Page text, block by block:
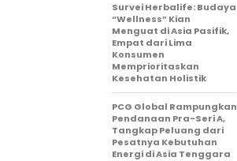
Survei Herbalife: Budaya
“Wellness” Kian
Menguat di Asia Pasifik,
Empat dari Lima
Konsumen
Memprioritaskan
Kesehatan Holistik
PCG Global Rampungkan
Pendanaan Pra-Seri A,
Tangkap Peluang dari
Pesatnya Kebutuhan
Energi di Asia Tenggara